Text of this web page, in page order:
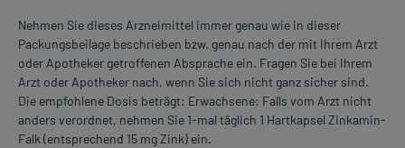
Nehmen Sie dieses Arzneimittel immer genau wie in dieser
Packungsbeilage beschrieben bzw. genau nach der mit Ihrem Arzt
oder Apotheker getroffenen Absprache ein. Fragen Sie bei Ihrem
Arzt oder Apotheker nach, wenn Sie sich nicht ganz sicher sind.
Die empfohlene Dosis beträgt: Erwachsene: Falls vom Arzt nicht
anders verordnet, nehmen Sie 1-mal täglich 1 Hartkapsel Zinkamin-
Falk (entsprechend 15 mg Zink) ein.